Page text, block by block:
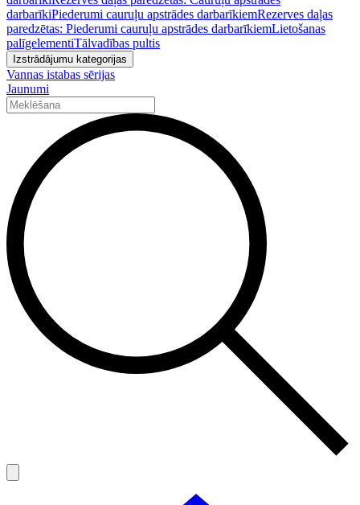
darbarīkiPiederumi cauruļu apstrādes darbarīkiemRezerves daļas
paredzētas: Piederumi cauruļu apstrādes darbarīkiemLietošanas
palīgelementiTālvadības pultis
Izstrādājumu kategorijas
Vannas istabas sērijas
Jaunumi